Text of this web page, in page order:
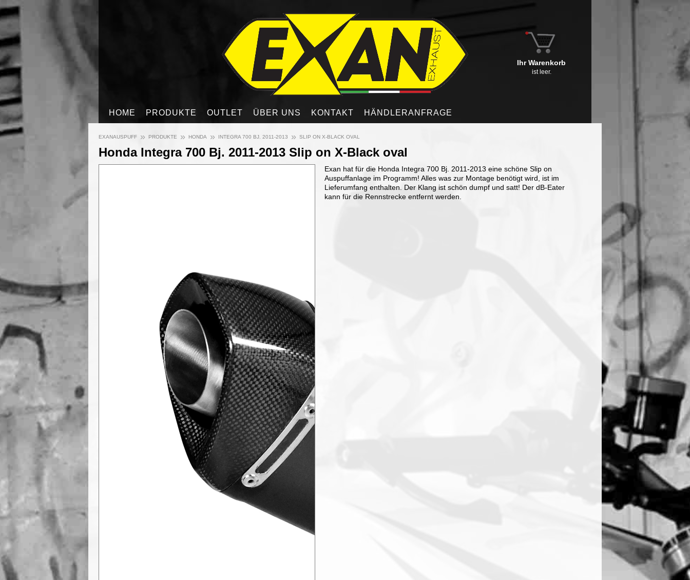
HOME PRODUKTE OUTLET ÜBER UNS KONTAKT HÄNDLERANFRAGE
Ihr Warenkorb
ist leer.
EXANAUSPUFF » PRODUKTE » HONDA » INTEGRA 700 BJ. 2011-2013 » SLIP ON X-BLACK OVAL
Honda Integra 700 Bj. 2011-2013 Slip on X-Black oval
Exan hat für die Honda Integra 700 Bj. 2011-2013 eine schöne Slip on
Auspuffanlage im Programm! Alles was zur Montage benötigt wird, ist im
Lieferumfang enthalten. Der Klang ist schön dumpf und satt! Der dB-Eater
kann für die Rennstrecke entfernt werden.